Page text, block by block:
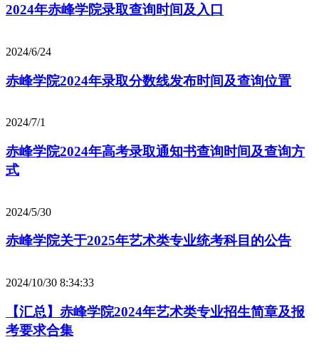
2024年赤峰学院录取查询时间及入口
2024/6/24
赤峰学院2024年录取分数线发布时间及查询位置
2024/7/1
赤峰学院2024年高考录取通知书查询时间及查询方
式
2024/5/30
赤峰学院关于2025年艺术类专业统考科目的公告
2024/10/30 8:34:33
【汇总】赤峰学院2024年艺术类专业招生简章及报
考要求合集